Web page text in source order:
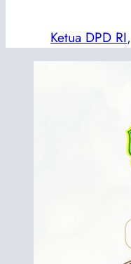
Ketua DPD RI,